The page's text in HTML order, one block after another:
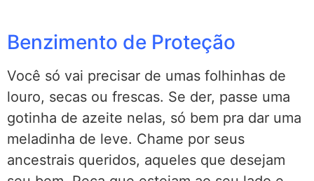
Benzimento de Proteção
Você só vai precisar de umas folhinhas de
louro, secas ou frescas. Se der, passe uma
gotinha de azeite nelas, só bem pra dar uma
meladinha de leve. Chame por seus
ancestrais queridos, aqueles que desejam